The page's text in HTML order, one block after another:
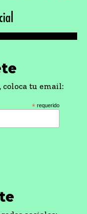
coloca tu email:
* requerido